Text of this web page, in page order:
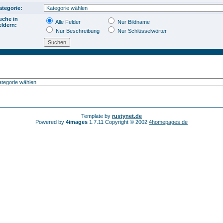
in
Alle Felder
Nur Bildname
Nur Beschreibung
Nur Schlüsselwörter
Template by rustynet.de
Powered by 4images 1.7.11 Copyright © 2002 4homepages.de